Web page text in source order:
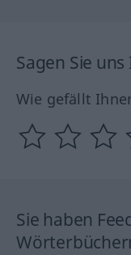
Sagen Sie
Wie gefällt
Sie haben